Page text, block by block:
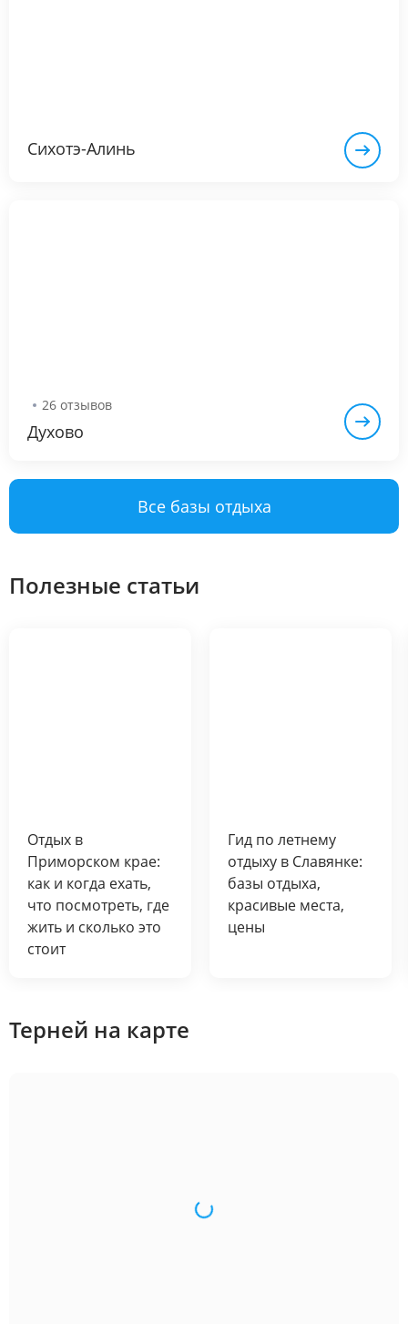
Сихотэ-Алинь
26 отзывов
Духово
Все базы отдыха
Полезные статьи
Отдых в
Приморском крае:
как и когда ехать,
что посмотреть, где
жить и сколько это
стоит
Гид по летнему
отдыху в Славянке:
базы отдыха,
красивые места,
цены
Терней на карте